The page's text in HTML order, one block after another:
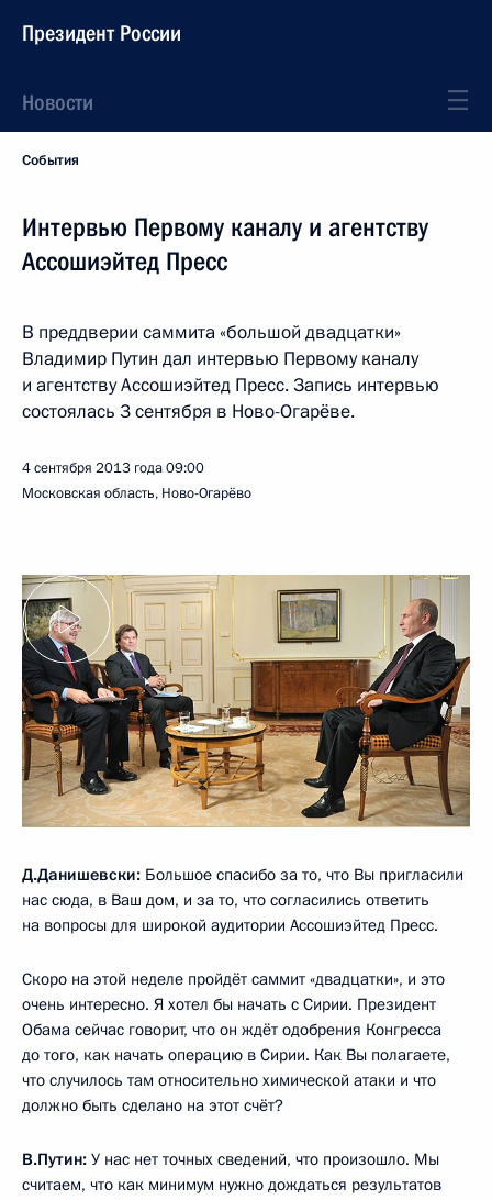
Президент России
Новости
События
Интервью Первому каналу и агентству
Ассошиэйтед Пресс
В преддверии саммита «большой двадцатки»
Владимир Путин дал интервью Первому каналу
и агентству Ассошиэйтед Пресс. Запись интервью
состоялась 3 сентября в Ново-Огарёве.
4 сентября 2013 года09:00
Московская область, Ново-Огарёво
Д.Данишевски: Большое спасибо за то, что Вы пригласили
нас сюда, в Ваш дом, и за то, что согласились ответить
на вопросы для широкой аудитории Ассошиэйтед Пресс.
Скоро на этой неделе пройдёт саммит «двадцатки», и это
очень интересно. Я хотел бы начать с Сирии. Президент
Обама сейчас говорит, что он ждёт одобрения Конгресса
до того, как начать операцию в Сирии. Как Вы полагаете,
что случилось там относительно химической атаки и что
должно быть сделано на этот счёт?
В.Путин: У нас нет точных сведений, что произошло. Мы
считаем, что как минимум нужно дождаться результатов